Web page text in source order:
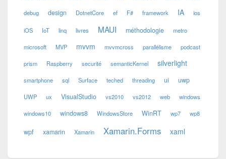
debug design DotnetCore ef F# framework IA ios
iOS IoT linq livres MAUI méthodologie metro
microsoft MVP mvvm mvvmcross parallélisme podcast
prism Raspberry securité semanticKernel silverlight
smartphone sql Surface teched threading ui uwp
UWP ux VisualStudio vs2010 vs2012 web windows
windows10 windows8 WindowsStore WinRT wp7 wp8
wpf xamarin Xamarin Xamarin.Forms xaml